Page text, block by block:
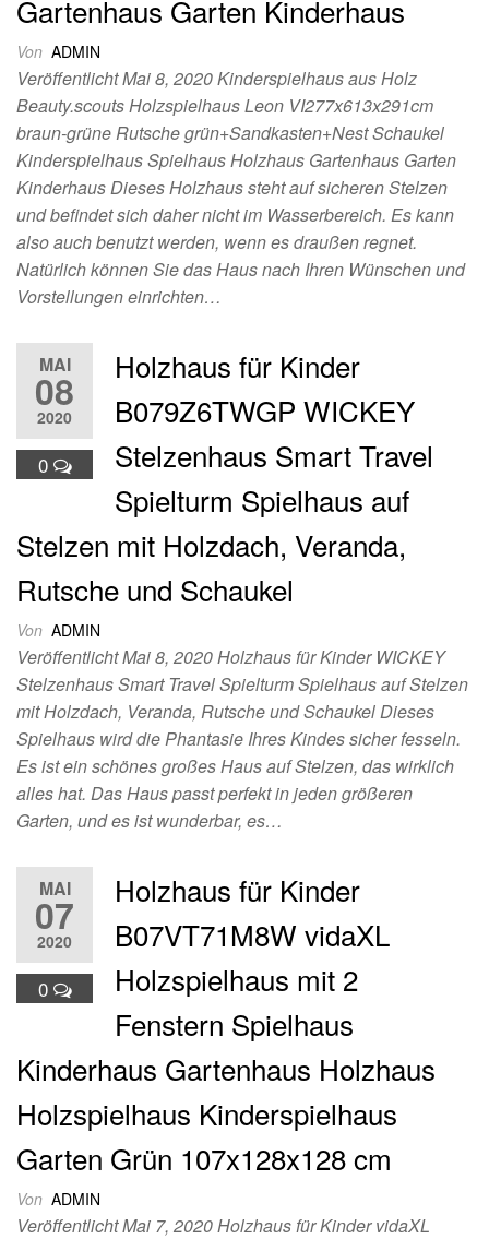
Gartenhaus Garten Kinderhaus
Von ADMIN
Veröffentlicht Mai 8, 2020 Kinderspielhaus aus Holz
Beauty.scouts Holzspielhaus Leon VI277x613x291cm
braun-grüne Rutsche grün+Sandkasten+Nest Schaukel
Kinderspielhaus Spielhaus Holzhaus Gartenhaus Garten
Kinderhaus Dieses Holzhaus steht auf sicheren Stelzen
und befindet sich daher nicht im Wasserbereich. Es kann
also auch benutzt werden, wenn es draußen regnet.
Natürlich können Sie das Haus nach Ihren Wünschen und
Vorstellungen einrichten…
MAI
08
2020
0
Holzhaus für Kinder
B079Z6TWGP WICKEY
Stelzenhaus Smart Travel
Spielturm Spielhaus auf
Stelzen mit Holzdach, Veranda,
Rutsche und Schaukel
Von ADMIN
Veröffentlicht Mai 8, 2020 Holzhaus für Kinder WICKEY
Stelzenhaus Smart Travel Spielturm Spielhaus auf Stelzen
mit Holzdach, Veranda, Rutsche und Schaukel Dieses
Spielhaus wird die Phantasie Ihres Kindes sicher fesseln.
Es ist ein schönes großes Haus auf Stelzen, das wirklich
alles hat. Das Haus passt perfekt in jeden größeren
Garten, und es ist wunderbar, es…
MAI
07
2020
0
Holzhaus für Kinder
B07VT71M8W vidaXL
Holzspielhaus mit 2
Fenstern Spielhaus
Kinderhaus Gartenhaus Holzhaus
Holzspielhaus Kinderspielhaus
Garten Grün 107x128x128 cm
Von ADMIN
Veröffentlicht Mai 7, 2020 Holzhaus für Kinder vidaXL